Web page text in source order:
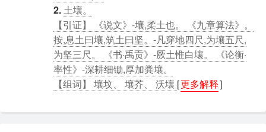
2.土壤。
【引证】 《说文》-壤,柔土也。 《九章算法》。
按,息土曰壤,筑土曰坚。-凡穿地四尺,为壤五尺,
为坚三尺。 《书·禹贡》-厥土惟白壤。 《论衡·
率性》-深耕细锄,厚加粪壤。
【组词】 壤坟、 壤芥、 沃壤 [更多解释]